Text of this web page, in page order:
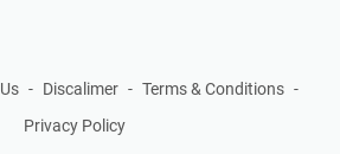
Discalimer
Terms & Conditions
Privacy Policy